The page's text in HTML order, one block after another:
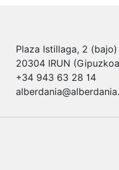
Plaza Istillaga, 2 (bajo)
20304 IRUN
+34 943 63 28 14